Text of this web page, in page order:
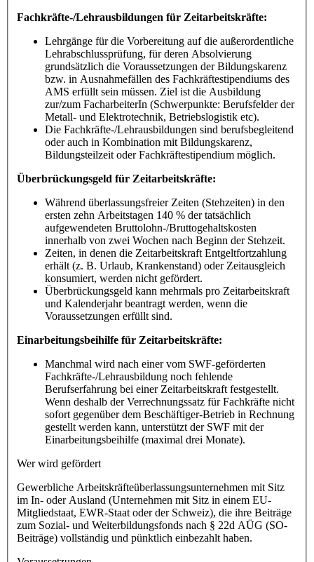
Fachkräfte-/Lehrausbildungen für Zeitarbeitskräfte:
Lehrgänge für die Vorbereitung auf die außerordentliche
Lehrabschlussprüfung, für deren Absolvierung
grundsätzlich die Voraussetzungen der Bildungskarenz
bzw. in Ausnahmefällen des Fachkräftestipendiums des
AMS erfüllt sein müssen. Ziel ist die Ausbildung
zur/zum FacharbeiterIn (Schwerpunkte: Berufsfelder der
Metall- und Elektrotechnik, Betriebslogistik etc).
Die Fachkräfte-/Lehrausbildungen sind berufsbegleitend
oder auch in Kombination mit Bildungskarenz,
Bildungsteilzeit oder Fachkräftestipendium möglich.
Überbrückungsgeld für Zeitarbeitskräfte:
Während überlassungsfreier Zeiten (Stehzeiten) in den
ersten zehn Arbeitstagen 140 % der tatsächlich
aufgewendeten Bruttolohn-/Bruttogehaltskosten
innerhalb von zwei Wochen nach Beginn der Stehzeit.
Zeiten, in denen die Zeitarbeitskraft Entgeltfortzahlung
erhält (z. B. Urlaub, Krankenstand) oder Zeitausgleich
konsumiert, werden nicht gefördert.
Überbrückungsgeld kann mehrmals pro Zeitarbeitskraft
und Kalenderjahr beantragt werden, wenn die
Voraussetzungen erfüllt sind.
Einarbeitungsbeihilfe für Zeitarbeitskräfte:
Manchmal wird nach einer vom SWF-geförderten
Fachkräfte-/Lehrausbildung noch fehlende
Berufserfahrung bei einer Zeitarbeitskraft festgestellt.
Wenn deshalb der Verrechnungssatz für Fachkräfte nicht
sofort gegenüber dem Beschäftiger-Betrieb in Rechnung
gestellt werden kann, unterstützt der SWF mit der
Einarbeitungsbeihilfe (maximal drei Monate).
Wer wird gefördert
Gewerbliche Arbeitskräfteüberlassungsunternehmen mit Sitz
im In- oder Ausland (Unternehmen mit Sitz in einem EU-
Mitgliedstaat, EWR-Staat oder der Schweiz), die ihre Beiträge
zum Sozial- und Weiterbildungsfonds nach § 22d AÜG (SO-
Beiträge) vollständig und pünktlich einbezahlt haben.